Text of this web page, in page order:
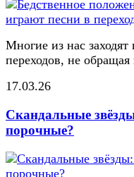
Многие из нас
переходов, не
17.03.26
Скандальные
порочные?